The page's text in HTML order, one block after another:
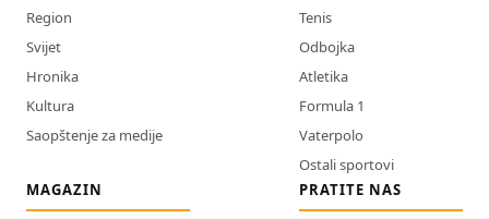
Region
Svijet
Hronika
Kultura
Saopštenje za medije
Tenis
Odbojka
Atletika
Formula 1
Vaterpolo
Ostali sportovi
MAGAZIN
PRATITE NAS